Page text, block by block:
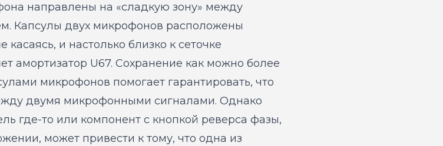
направлены на «сладкую зону» между
Капсулы двух микрофонов расположены
касаясь, и настолько близко к сеточке
амортизатор U67. Сохранение как можно более
микрофонов помогает гарантировать, что
двумя микрофонными сигналами. Однако
где-то или компонент с кнопкой реверса фазы,
может привести к тому, что одна из